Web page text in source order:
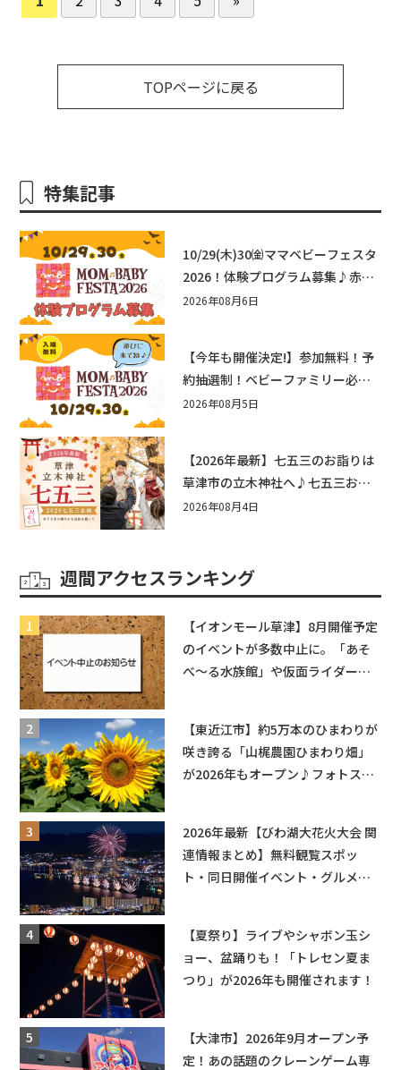
TOPページに戻る
特集記事
10/29(木)30㈮ママベビーフェスタ
2026！体験プログラム募集♪赤ち
ゃん向けイベントに出演しません
2026年08月6日
【今年も開催決定!】参加無料！予
約抽選制！ベビーファミリー必見
☆入場無料☆10/29(木)30(金)ママ
2026年08月5日
【2026年最新】七五三のお詣りは
草津市の立木神社へ♪七五三お祝
い企画をご紹介！
2026年08月4日
週間アクセスランキング
【イオンモール草津】8月開催予定
のイベントが多数中止に。「あそ
べ〜る水族館」や仮面ライダーシ
【東近江市】約5万本のひまわりが
咲き誇る「山梶農園ひまわり畑」
が2026年もオープン♪フォトスポ
2026年最新【びわ湖大花火大会 関
連情報まとめ】無料観覧スポッ
ト・同日開催イベント・グルメマ
【夏祭り】ライブやシャボン玉シ
ョー、盆踊りも！「トレセン夏ま
つり」が2026年も開催されます！
【大津市】2026年9月オープン予
定！あの話題のクレーンゲーム専